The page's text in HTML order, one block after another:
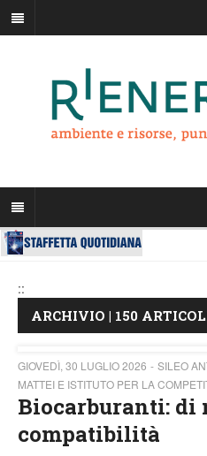
::
ARCHIVIO | 150
GIOVEDÌ, 30 LUGLIO 2026
SILEO
MATTEI E ISTITUTO PER LA
Biocarburanti: di
compatibilità